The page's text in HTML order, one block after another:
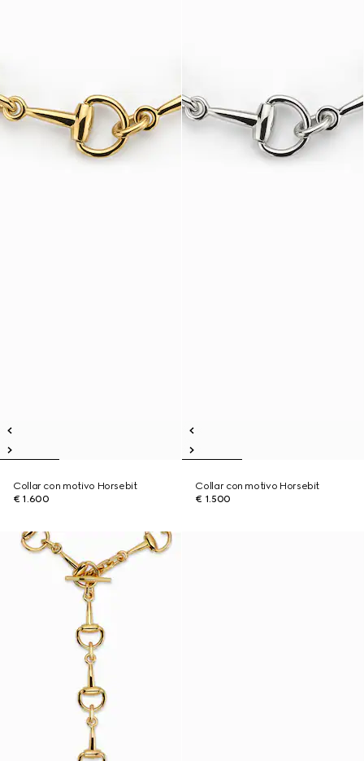
Collar con motivo Horsebit
€ 1.600
Collar con motivo Horsebit
€ 1.500